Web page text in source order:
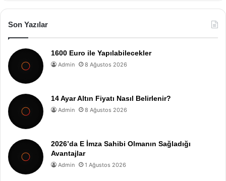
Son Yazılar
1600 Euro ile Yapılabilecekler
Admin 8 Ağustos 2026
14 Ayar Altın Fiyatı Nasıl Belirlenir?
Admin 8 Ağustos 2026
2026’da E İmza Sahibi Olmanın Sağladığı
Avantajlar
Admin 1 Ağustos 2026